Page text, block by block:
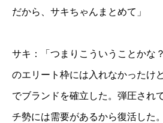
だから、サキちゃんまとめて」
サキ：「つまりこういうことか
のエリート枠には入れなかったけ
でブランドを確立した。弾圧され
チ勢には需要があるから復活した